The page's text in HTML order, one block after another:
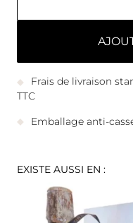
Frais de livraison
TTC
Emballage anti-
EXISTE AUSSI EN :